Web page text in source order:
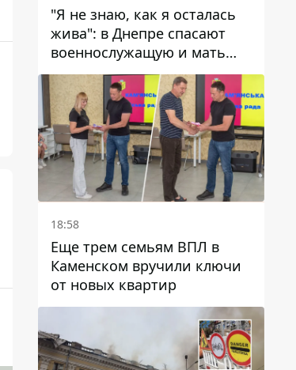
"Я не знаю, как я осталась
жива": в Днепре спасают
военнослужащую и мать
четверых детей, которую
ранил КАБ
18:58
Еще трем семьям ВПЛ в
Каменском вручили ключи
от новых квартир